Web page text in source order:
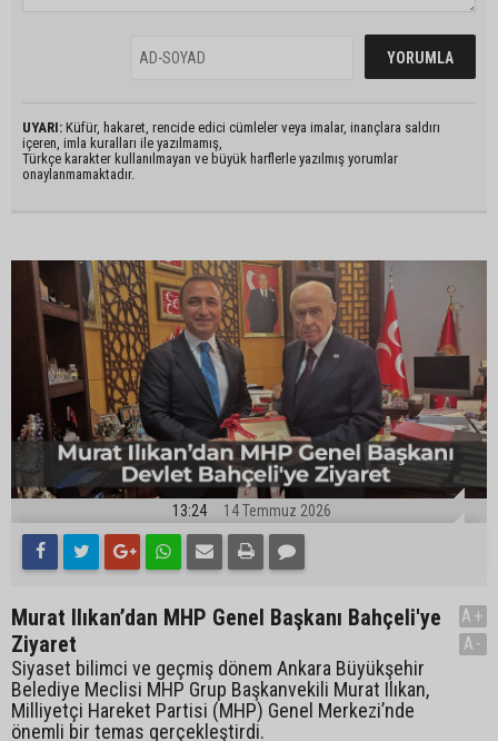
UYARI: Küfür, hakaret, rencide edici cümleler veya imalar, inançlara saldırı
içeren, imla kuralları ile yazılmamış,
Türkçe karakter kullanılmayan ve büyük harflerle yazılmış yorumlar
onaylanmamaktadır.
13:24 14 Temmuz 2026
Murat Ilıkan’dan MHP Genel Başkanı Bahçeli'ye
Ziyaret
Siyaset bilimci ve geçmiş dönem Ankara Büyükşehir
Belediye Meclisi MHP Grup Başkanvekili Murat Ilıkan,
Milliyetçi Hareket Partisi (MHP) Genel Merkezi’nde
önemli bir temas gerçekleştirdi.
A+
A-